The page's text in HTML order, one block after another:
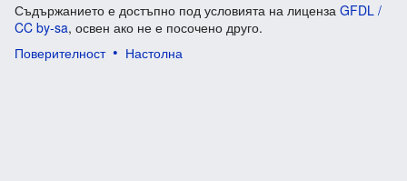
Съдържанието е достъпно под условията на лиценза GFDL /
CC by-sa, освен ако не е посочено друго.
Поверителност
Настолна